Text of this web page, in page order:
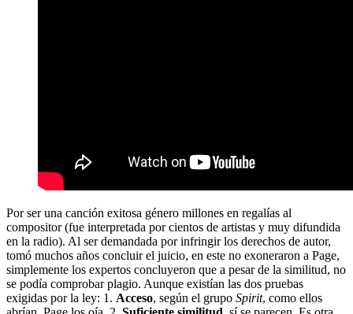
Por ser una canción exitosa género millones en regalías al
compositor (fue interpretada por cientos de artistas y muy difundida
en la radio). Al ser demandada por infringir los derechos de autor,
tomó muchos años concluir el juicio, en este no exoneraron a Page,
simplemente los expertos concluyeron que a pesar de la similitud, no
se podía comprobar plagio. Aunque existían las dos pruebas
exigidas por la ley: 1. Acceso, según el grupo Spirit, como ellos